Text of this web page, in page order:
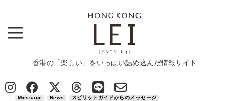
香港の「楽しい」をいっぱい詰め込んだ情報サイト
Message 2026年６月、カードで受け取るスピリットガイドからのメッセージ
Message News スピリットガイドからのメッセージ